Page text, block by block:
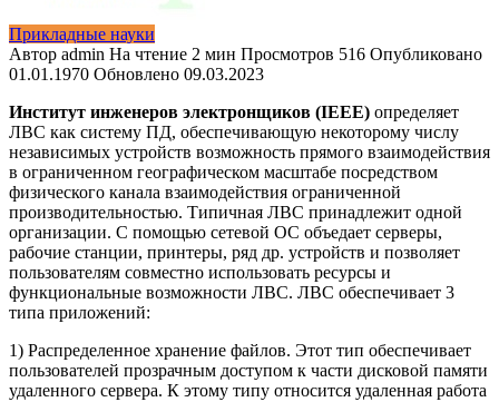
Прикладные науки
Автор admin На чтение 2 мин Просмотров 516 Опубликовано
01.01.1970 Обновлено 09.03.2023
Институт инженеров электронщиков (IEEE) определяет
ЛВС как систему ПД, обеспечивающую некоторому числу
независимых устройств возможность прямого взаимодействия
в ограниченном географическом масштабе посредством
физического канала взаимодействия ограниченной
производительностью. Типичная ЛВС принадлежит одной
организации. С помощью сетевой ОС объедает серверы,
рабочие станции, принтеры, ряд др. устройств и позволяет
пользователям совместно использовать ресурсы и
функциональные возможности ЛВС. ЛВС обеспечивает 3
типа приложений:
1) Распределенное хранение файлов. Этот тип обеспечивает
пользователей прозрачным доступом к части дисковой памяти
удаленного сервера. К этому типу относится удаленная работа